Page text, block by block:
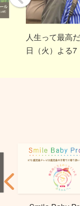
人生って最
日（火）よる